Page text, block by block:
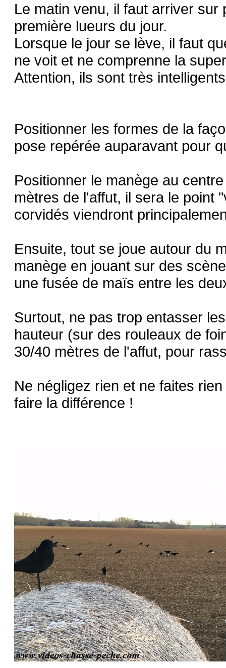
Le matin venu, il faut arriver
première lueurs du jour.
Lorsque le jour se lève, il faut
ne voit et ne comprenne la
Attention, ils sont très
Positionner les formes de la
pose repérée auparavant pour
Positionner le manège au
mètres de l'affut, il sera le point
corvidés viendront
Ensuite, tout se joue autour du
manège en jouant sur des
une fusée de maïs entre les
Surtout, ne pas trop entasser
hauteur (sur des rouleaux de
30/40 mètres de l'affut, pour
Ne négligez rien et ne faites
faire la différence !